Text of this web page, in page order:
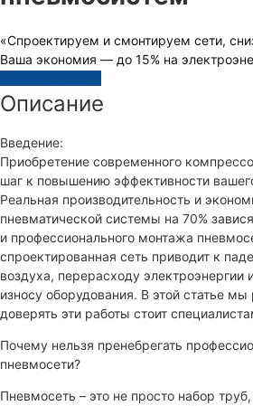
«Спроектируем и смонтируем сети,
Ваша экономия — до 15% на
Описание
Введение:
Приобретение современного
шаг к повышению эффективности
Реальная производительность и
пневматической системы на 70%
и профессионального монтажа
спроектированная сеть приводит к
воздуха, перерасходу
износу оборудования. В этой статье
доверять эти работы стоит
Почему нельзя пренебрегать
пневмосети?
Пневмосеть – это не просто набор